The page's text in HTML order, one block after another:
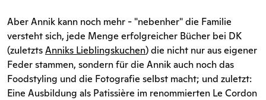
Aber Annik kann noch mehr - "nebenher" die Familie
versteht sich, jede Menge erfolgreicher Bücher bei DK
(zuletztsAnniks Lieblingskuchen) die nicht nur aus eigener
Feder stammen, sondern für die Annik auch noch das
Foodstyling und die Fotografie selbst macht; und zuletzt:
Eine Ausbildung als Patissière im renommierten Le Cordon